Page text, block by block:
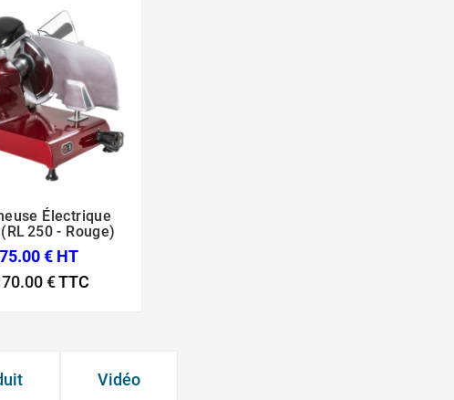
 
Électrique
250 - Rouge)
€ HT
€TTC
Vidéo